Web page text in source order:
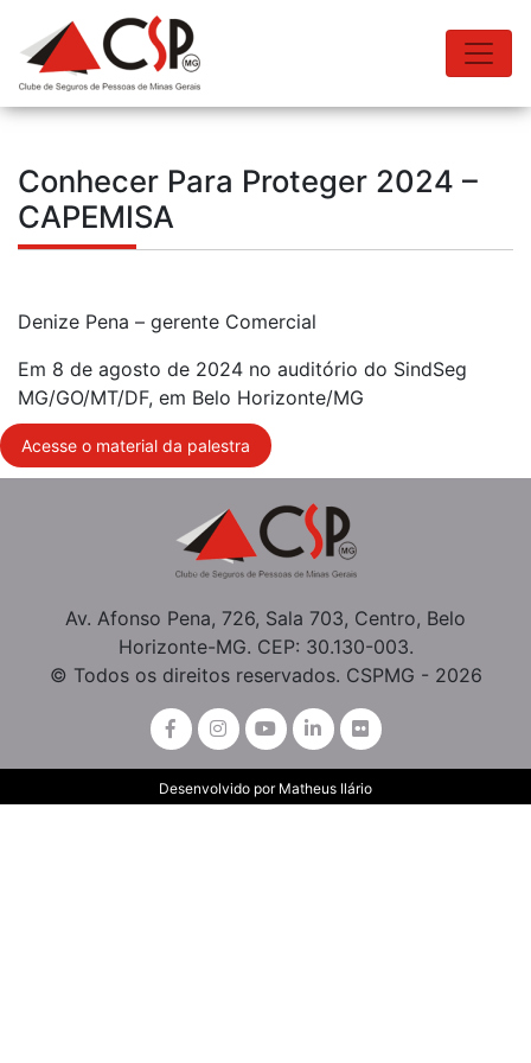
Conhecer Para Proteger 2024 –
CAPEMISA
Denize Pena – gerente Comercial
Em 8 de agosto de 2024 no auditório do SindSeg
MG/GO/MT/DF, em Belo Horizonte/MG
Acesse o material da palestra
Av. Afonso Pena, 726, Sala 703, Centro, Belo
Horizonte-MG. CEP: 30.130-003.
© Todos os direitos reservados. CSPMG - 2026
Desenvolvido por Matheus Ilário